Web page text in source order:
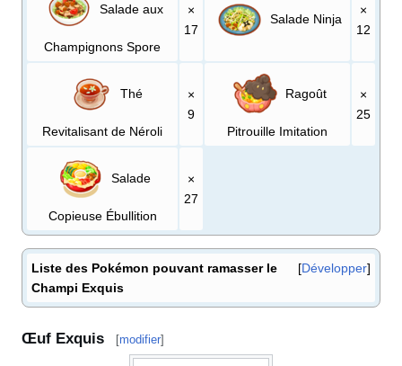
Salade aux
Champignons Spore
×
17
Salade Ninja
×
12
Thé
Revitalisant de Néroli
×
9
Ragoût
Pitrouille Imitation
×
25
Salade
Copieuse Ébullition
×
27
Développer
Liste des Pokémon pouvant ramasser le
Champi Exquis
Œuf Exquis [modifier]